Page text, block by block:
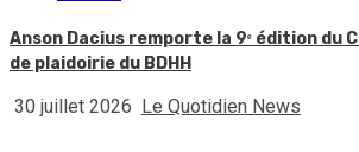
Anson Dacius remporte la 9ᵉ édition du
de plaidoirie du BDHH
30 juillet 2026 Le Quotidien News